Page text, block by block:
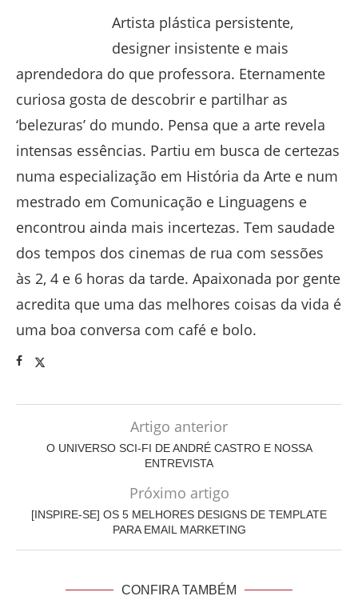
Artista plástica persistente,
designer insistente e mais
aprendedora do que professora. Eternamente
curiosa gosta de descobrir e partilhar as
‘belezuras’ do mundo. Pensa que a arte revela
intensas essências. Partiu em busca de certezas
numa especialização em História da Arte e num
mestrado em Comunicação e Linguagens e
encontrou ainda mais incertezas. Tem saudade
dos tempos dos cinemas de rua com sessões
às 2, 4 e 6 horas da tarde. Apaixonada por gente
acredita que uma das melhores coisas da vida é
uma boa conversa com café e bolo.
Artigo anterior
O UNIVERSO SCI-FI DE ANDRÉ CASTRO E NOSSA
ENTREVISTA
Próximo artigo
[INSPIRE-SE] OS 5 MELHORES DESIGNS DE TEMPLATE
PARA EMAIL MARKETING
CONFIRA TAMBÉM